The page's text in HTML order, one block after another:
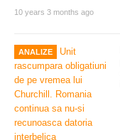
10 years 3 months ago
ANALIZE